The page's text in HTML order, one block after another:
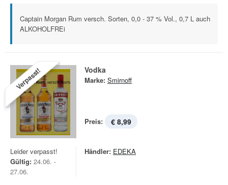
Captain Morgan Rum versch. Sorten, 0,0 - 37 % Vol., 0,7 L auch
ALKOHOLFREi
Verpasst! Vodka
Marke: Smirnoff
Preis: € 8,99
Leider verpasst!
Gültig: 24.06. -
27.06.
Händler: EDEKA